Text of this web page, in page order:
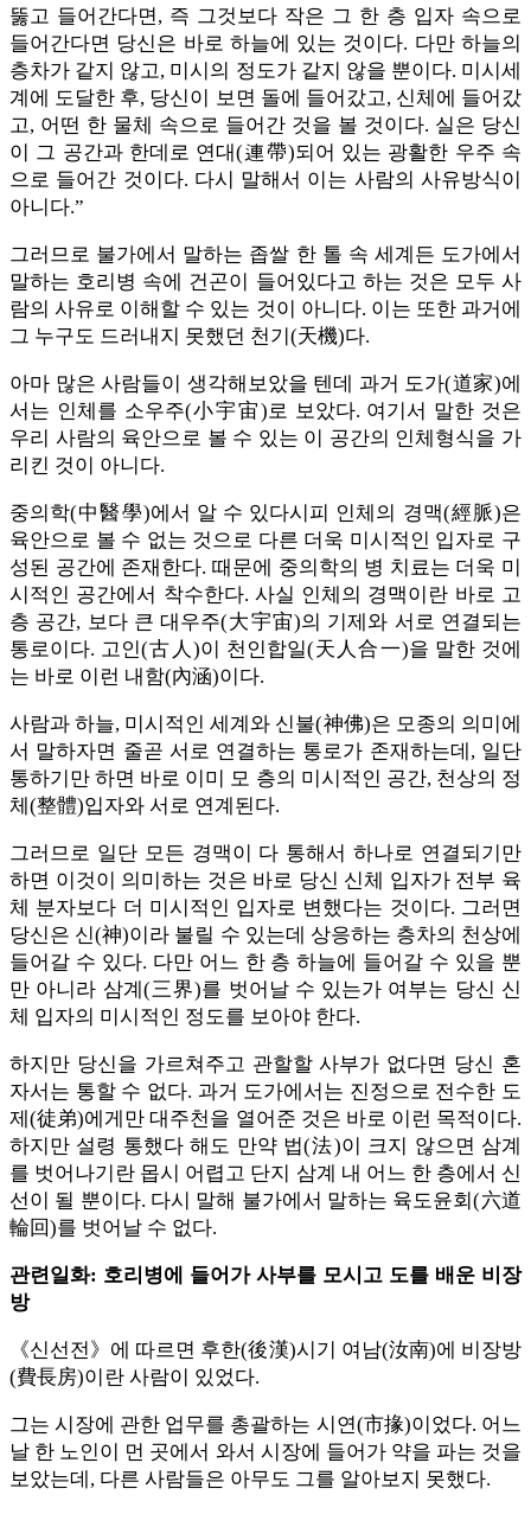
뚫고 들어간다면, 즉 그것보다 작은 그 한 층 입자 속으로
들어간다면 당신은 바로 하늘에 있는 것이다. 다만 하늘의
층차가 같지 않고, 미시의 정도가 같지 않을 뿐이다. 미시세
계에 도달한 후, 당신이 보면 돌에 들어갔고, 신체에 들어갔
고, 어떤 한 물체 속으로 들어간 것을 볼 것이다. 실은 당신
이 그 공간과 한데로 연대(連帶)되어 있는 광활한 우주 속
으로 들어간 것이다. 다시 말해서 이는 사람의 사유방식이
아니다.”
그러므로 불가에서 말하는 좁쌀 한 톨 속 세계든 도가에서
말하는 호리병 속에 건곤이 들어있다고 하는 것은 모두 사
람의 사유로 이해할 수 있는 것이 아니다. 이는 또한 과거에
그 누구도 드러내지 못했던 천기(天機)다.
아마 많은 사람들이 생각해보았을 텐데 과거 도가(道家)에
서는 인체를 소우주(小宇宙)로 보았다. 여기서 말한 것은
우리 사람의 육안으로 볼 수 있는 이 공간의 인체형식을 가
리킨 것이 아니다.
중의학(中醫學)에서 알 수 있다시피 인체의 경맥(經脈)은
육안으로 볼 수 없는 것으로 다른 더욱 미시적인 입자로 구
성된 공간에 존재한다. 때문에 중의학의 병 치료는 더욱 미
시적인 공간에서 착수한다. 사실 인체의 경맥이란 바로 고
층 공간, 보다 큰 대우주(大宇宙)의 기제와 서로 연결되는
통로이다. 고인(古人)이 천인합일(天人合一)을 말한 것에
는 바로 이런 내함(內涵)이다.
사람과 하늘, 미시적인 세계와 신불(神佛)은 모종의 의미에
서 말하자면 줄곧 서로 연결하는 통로가 존재하는데, 일단
통하기만 하면 바로 이미 모 층의 미시적인 공간, 천상의 정
체(整體)입자와 서로 연계된다.
그러므로 일단 모든 경맥이 다 통해서 하나로 연결되기만
하면 이것이 의미하는 것은 바로 당신 신체 입자가 전부 육
체 분자보다 더 미시적인 입자로 변했다는 것이다. 그러면
당신은 신(神)이라 불릴 수 있는데 상응하는 층차의 천상에
들어갈 수 있다. 다만 어느 한 층 하늘에 들어갈 수 있을 뿐
만 아니라 삼계(三界)를 벗어날 수 있는가 여부는 당신 신
체 입자의 미시적인 정도를 보아야 한다.
하지만 당신을 가르쳐주고 관할할 사부가 없다면 당신 혼
자서는 통할 수 없다. 과거 도가에서는 진정으로 전수한 도
제(徒弟)에게만 대주천을 열어준 것은 바로 이런 목적이다.
하지만 설령 통했다 해도 만약 법(法)이 크지 않으면 삼계
를 벗어나기란 몹시 어렵고 단지 삼계 내 어느 한 층에서 신
선이 될 뿐이다. 다시 말해 불가에서 말하는 육도윤회(六道
輪回)를 벗어날 수 없다.
관련일화: 호리병에 들어가 사부를 모시고 도를 배운 비장
방
《신선전》에 따르면 후한(後漢)시기 여남(汝南)에 비장방
(費長房)이란 사람이 있었다.
그는 시장에 관한 업무를 총괄하는 시연(市掾)이었다. 어느
날 한 노인이 먼 곳에서 와서 시장에 들어가 약을 파는 것을
보았는데, 다른 사람들은 아무도 그를 알아보지 못했다.